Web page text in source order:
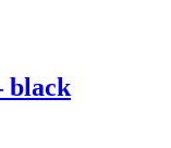
black